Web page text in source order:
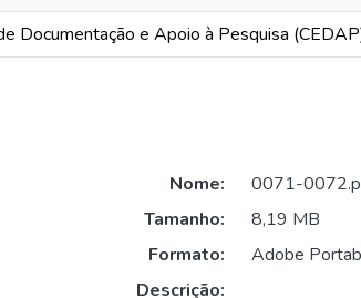
Documentação e Apoio à Pesquisa
Nome:
0071-
Tamanho:
8,19 MB
Formato:
Adobe
Descrição: